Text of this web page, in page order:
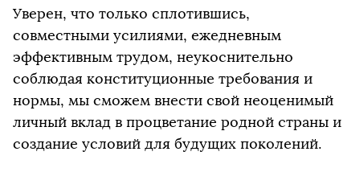
Уверен, что только сплотившись,
совместными усилиями, ежедневным
эффективным трудом, неукоснительно
соблюдая конституционные требования и
нормы, мы сможем внести свой неоценимый
личный вклад в процветание родной страны и
создание условий для будущих поколений.